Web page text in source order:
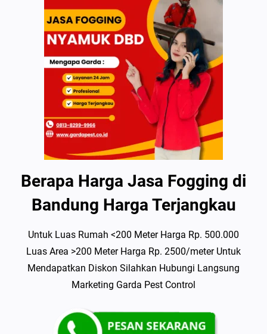
Berapa Harga Jasa Fogging di
Bandung Harga Terjangkau
Untuk Luas Rumah <200 Meter Harga Rp. 500.000
Luas Area >200 Meter Harga Rp. 2500/meter Untuk
Mendapatkan Diskon Silahkan Hubungi Langsung
Marketing Garda Pest Control